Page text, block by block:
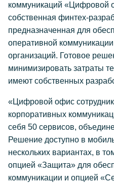
коммуникаций «Цифровой
собственная финтех-
предназначенная для
оперативной
организаций. Готовое
минимизировать затраты
имеют собственных
«Цифровой офис
корпоративных
себя 50 сервисов,
Решение доступно в
нескольких вариантах, в
опцией «Защита» для
коммуникации и опцией